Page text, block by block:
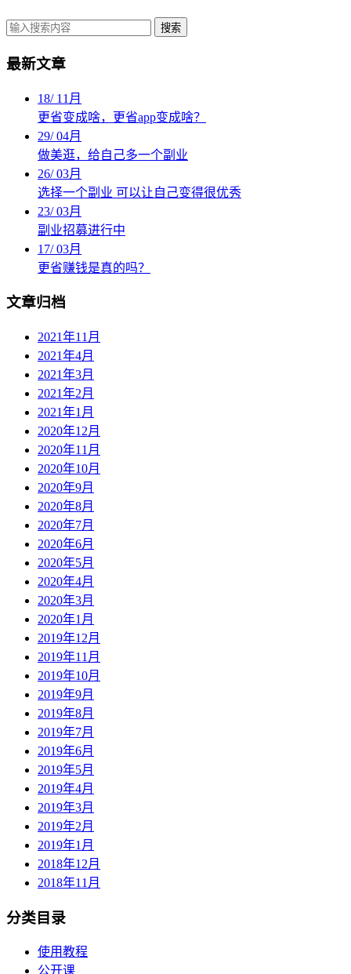
搜索
最新文章
18/ 11月
更省变成啥，更省app变成啥？
29/04月
做美逛，给自己多一个副业
26/03月
选择一个副业 可以让自己变得很优秀
23/03月
副业招募进行中
17/03月
更省赚钱是真的吗？
文章归档
2021年11月
2021年4月
2021年3月
2021年2月
2021年1月
2020年12月
2020年11月
2020年10月
2020年9月
2020年8月
2020年7月
2020年6月
2020年5月
2020年4月
2020年3月
2020年1月
2019年12月
2019年11月
2019年10月
2019年9月
2019年8月
2019年7月
2019年6月
2019年5月
2019年4月
2019年3月
2019年2月
2019年1月
2018年12月
2018年11月
分类目录
使用教程
公开课